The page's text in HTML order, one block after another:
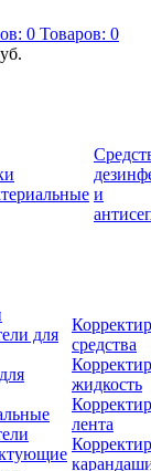
0 Товаров: 0
и
для
средства
жидкость
лента